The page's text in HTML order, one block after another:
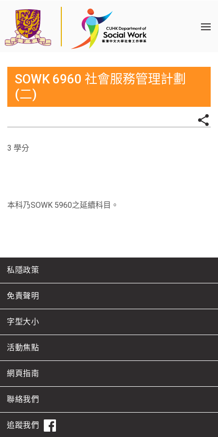
SOWK 6960 社會服務管理計劃
(二)
3 學分
本科乃SOWK 5960之延續科目。
私隱政策
免責聲明
字型大小
活動焦點
網頁指南
聯絡我們
追蹤我們